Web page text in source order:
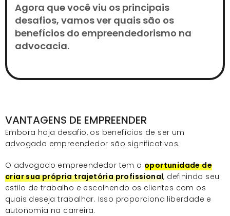
Agora que você viu os principais
desafios, vamos ver quais são os
benefícios do empreendedorismo na
advocacia.
VANTAGENS DE EMPREENDER
Embora haja desafio, os benefícios de ser um
advogado empreendedor são significativos.
O advogado empreendedor tem a oportunidade de
criar sua própria trajetória profissional, definindo seu
estilo de trabalho e escolhendo os clientes com os
quais deseja trabalhar. Isso proporciona liberdade e
autonomia na carreira.